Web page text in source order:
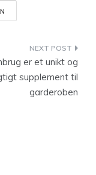
er et unikt og
supplement til
garderoben